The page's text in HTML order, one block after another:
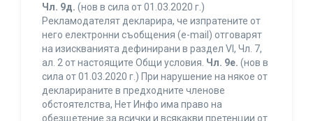
Чл. 9д. (нов в сила от 01.03.2020 г.)
Рекламодателят декларира, че изпратените от
него електронни съобщения (e-mail) отговарят
на изискванията дефинирани в раздел VI, Чл. 7,
ал. 2 от настоящите Общи условия. Чл. 9е. (нов в
сила от 01.03.2020 г.) При нарушение на някое от
декларираните в предходните членове
обстоятелства, Нет Инфо има право на
обезщетение за всички и всякакви претенции от